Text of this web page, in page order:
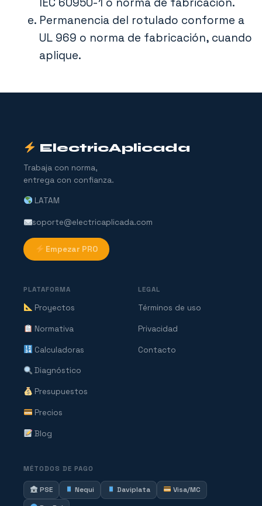
Permanencia del rotulado conforme a
UL 969 o norma de fabricación, cuando
aplique.
ElectricAplicada
Trabaja con norma,
entrega con confianza.
LATAM
soporte@electricaplicada.com
Empezar PRO
PLATAFORMA
Proyectos
Normativa
Calculadoras
Diagnóstico
Presupuestos
Precios
Blog
LEGAL
Términos de uso
Privacidad
Contacto
MÉTODOS DE PAGO
PSE Nequi Daviplata
Visa/MC